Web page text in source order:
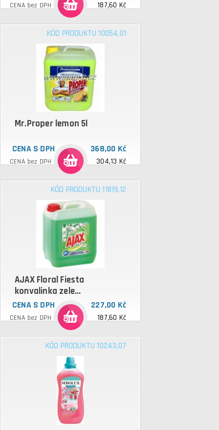
CENA bez DPH 187,60 Kč
KÓD PRODUKTU 10054,01
Mr.Proper lemon 5l
CENA S DPH 368,00 Kč
CENA bez DPH 304,13 Kč
KÓD PRODUKTU 11819,12
AJAX Floral Fiesta
konvalinka zele...
CENA S DPH 227,00 Kč
CENA bez DPH 187,60 Kč
KÓD PRODUKTU 10243,07